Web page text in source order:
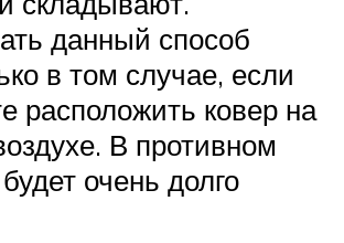
данный способ
в том случае, если
расположить ковер на
В противном
очень долго